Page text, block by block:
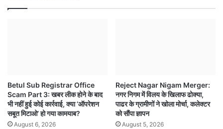
Betul Sub Registrar Office
Scam Part 3: खबर लीक होने के बाद
भी नहीं हुई कोई कार्रवाई, क्या ‘ऑपरेशन
सबूत मिटाओ’ हो गया कामयाब?
August 6, 2026
Reject Nagar Nigam Merger:
नगर निगम में विलय के खिलाफ ढोक्या,
पाढर के ग्रामीणों ने खोला मोर्चा, कलेक्टर
को सौंपा ज्ञापन
August 5, 2026